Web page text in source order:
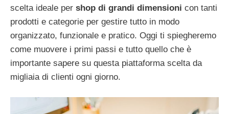
scelta ideale per shop di grandi dimensioni con tanti
prodotti e categorie per gestire tutto in modo
organizzato, funzionale e pratico. Oggi ti spiegheremo
come muovere i primi passi e tutto quello che è
importante sapere su questa piattaforma scelta da
migliaia di clienti ogni giorno.